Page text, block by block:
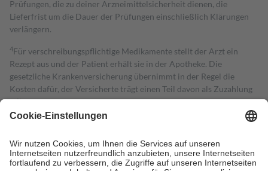
Prüfungen, die zu deiner Arzneimittelsicherheit dienen, die
Lieferfrist um die Dauer der Prüfungen einschließlich Klärungen
verlängern.
4Für verschreibungspflichtige Medikamente stellt der Arzt ein
Rezept aus und der Patient erhält sie in der Apotheke. Die
gesetzliche Krankenversicherung übernimmt in der Regel die
Kosten dafür, der Versicherte trägt einen Teil davon als Zuzahlung
mit.
Grundsätzlich leisten Mitglieder Zuzahlungen in Höhe von zehn
höchstens zehn Euro.
Es sind jedoch nie mehr als die tatsächlichen
Kosten der Leistung zu entrichten.
Diese Regeln gelten grundsätzlich auch für Online-Apotheken.